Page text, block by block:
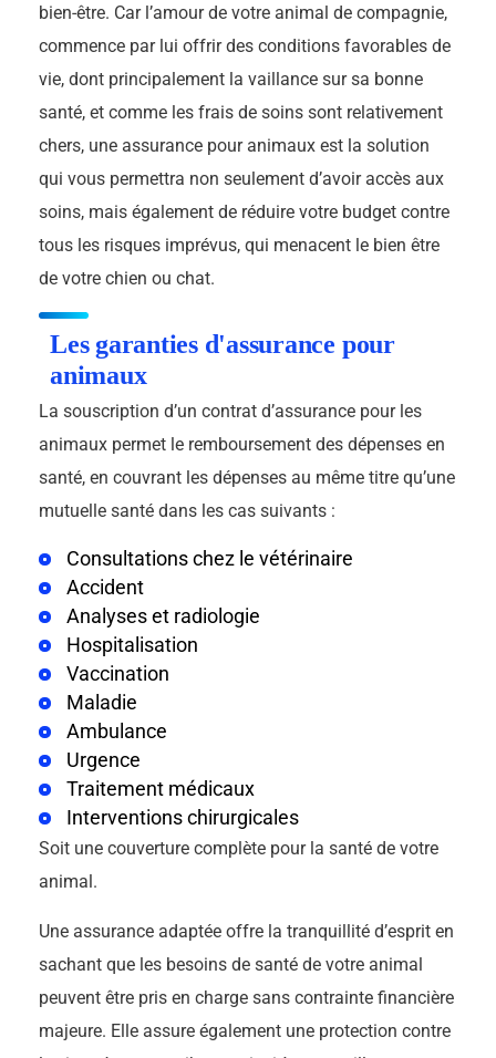
bien-être. Car l’amour de votre animal de compagnie,
commence par lui offrir des conditions favorables de
vie, dont principalement la vaillance sur sa bonne
santé, et comme les frais de soins sont relativement
chers, une assurance pour animaux est la solution
qui vous permettra non seulement d’avoir accès aux
soins, mais également de réduire votre budget contre
tous les risques imprévus, qui menacent le bien être
de votre chien ou chat.
Les garanties d'assurance pour
animaux
La souscription d’un contrat d’assurance pour les
animaux permet le remboursement des dépenses en
santé, en couvrant les dépenses au même titre qu’une
mutuelle santé dans les cas suivants :
Consultations chez le vétérinaire
Accident
Analyses et radiologie
Hospitalisation
Vaccination
Maladie
Ambulance
Urgence
Traitement médicaux
Interventions chirurgicales
Soit une couverture complète pour la santé de votre
animal.
Une assurance adaptée offre la tranquillité d’esprit en
sachant que les besoins de santé de votre animal
peuvent être pris en charge sans contrainte financière
majeure. Elle assure également une protection contre